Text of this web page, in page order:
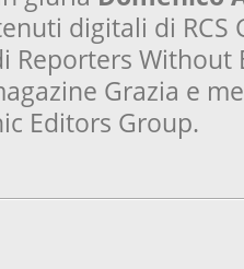
digitali di RCS
Reporters
Grazia e
Editors Group.